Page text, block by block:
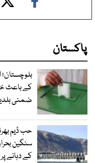
پاکستان
کے باعث
ضمنی
حب ڈیم
کے دہانے